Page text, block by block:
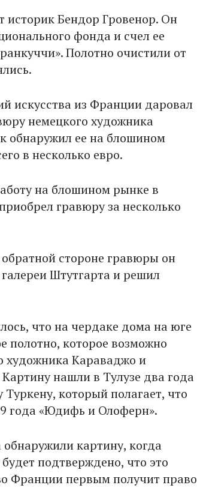
историк Бендор Гровенор. Он
фонда и счел ее
Полотно очистили от
искусства из Франции даровал
немецкого художника
обнаружил ее на блошином
в несколько евро.
на блошином рынке в
гравюру за несколько
стороне гравюры он
Штутгарта и решил
что на чердаке дома на юге
которое возможно
художника Караваджо и
нашли в Тулузе два года
который полагает, что
года «Юдифь и Олоферн».
картину, когда
подтверждено, что это
Франции первым получит право